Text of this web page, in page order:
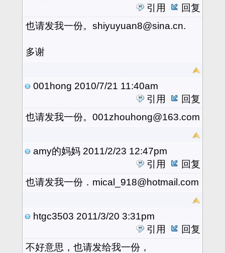
引用
回复
也请发我一份。shiyuyuan8@sina.cn.
多谢
001hong 2010/7/21 11:40am
引用
回复
也请发我一份。001zhouhong@163.com
amy的妈妈 2011/2/23 12:47pm
引用
回复
也请发我一份．mical_918@hotmail.com
htgc3503 2011/3/20 3:31pm
引用
回复
不好意思，也请发给我一份，